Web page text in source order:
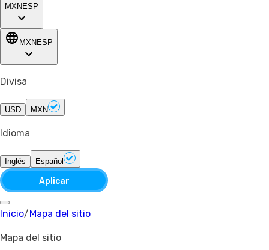
MXN ESP
MXN ESP
Divisa
USD MXN
Idioma
Inglés Español
Aplicar
Inicio/ Mapa del sitio
Mapa del sitio